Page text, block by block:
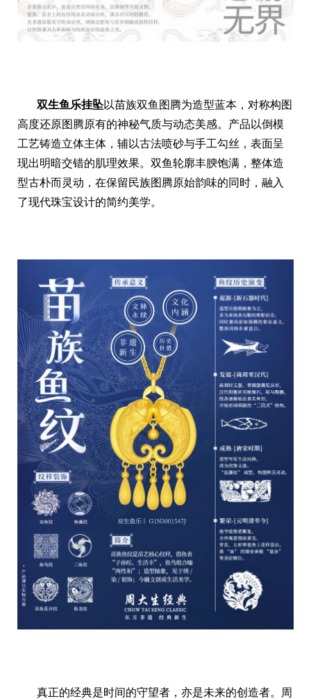
双生鱼乐挂坠以苗族双鱼图腾为造型蓝本，对称构图
高度还原图腾原有的神秘气质与动态美感。产品以倒模
工艺铸造立体主体，辅以古法喷砂与手工勾丝，表面呈
现出明暗交错的肌理效果。双鱼轮廓丰腴饱满，整体造
型古朴而灵动，在保留民族图腾原始韵味的同时，融入
了现代珠宝设计的简约美学。
真正的经典是时间的守望者，亦是未来的创造者。周